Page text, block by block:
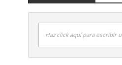
Haz click aquí para escribir